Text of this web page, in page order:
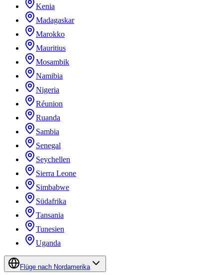
Kenia
Madagaskar
Marokko
Mauritius
Mosambik
Namibia
Nigeria
Réunion
Ruanda
Sambia
Senegal
Seychellen
Sierra Leone
Simbabwe
Südafrika
Tansania
Tunesien
Uganda
Flüge nach Nordamerika